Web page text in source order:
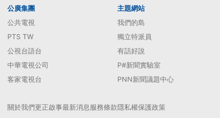
公廣集團
公共電視
PTS TW
公視台語台
中華電視公司
客家電視台
主題網站
我們的島
獨立特派員
有話好說
P#新聞實驗室
PNN新聞議題中心
關於我們更正啟事最新消息服務條款隱私權保護政策